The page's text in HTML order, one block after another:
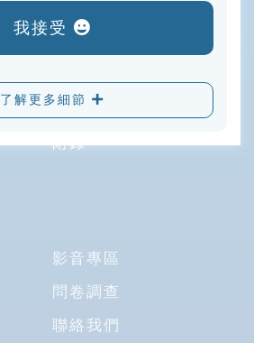
我接受
了解更多細節
社會共創
附錄
影音專區
問卷調查
聯絡我們